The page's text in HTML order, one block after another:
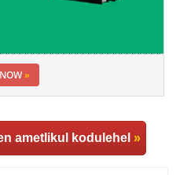
»
ametlikul kodulehel »